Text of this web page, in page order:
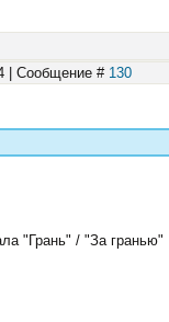
| Сообщение # 130
"Грань" / "За гранью"